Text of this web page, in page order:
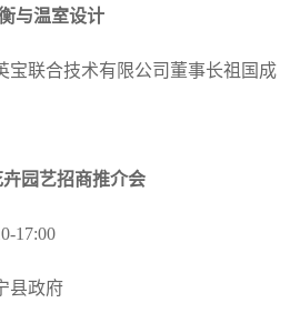
与温室设计
宝联合技术有限公司董事长祖国成
园艺招商推介会
17:00
县政府